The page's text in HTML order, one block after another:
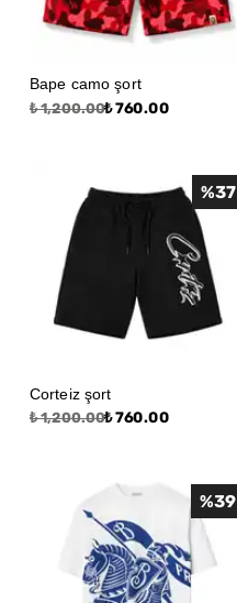
Bape camo şort
₺ 1,200.00₺ 760.00
Corteiz şort
₺ 1,200.00₺ 760.00
%37
%39